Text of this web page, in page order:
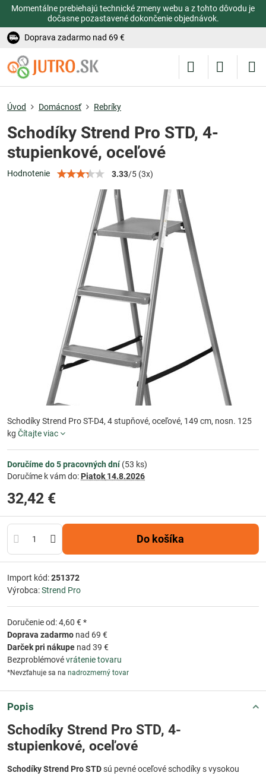
Momentálne prebiehajú technické zmeny webu a z tohto dôvodu je
dočasne pozastavené dokončenie objednávok.
Doprava zadarmo nad 69 €
Úvod Domácnosť Rebríky
Schodíky Strend Pro STD, 4-
stupienkové, oceľové
Hodnotenie 3.33/5 (3x)
Schodíky Strend Pro ST-D4, 4 stupňové, oceľové, 149 cm, nosn. 125
kg Čítajte viac
Doručíme do 5 pracovných dní(53 ks)
Doručíme k vám do: Piatok 14.8.2026
32,42 €
Do košíka
Import kód:251372
Výrobca:Strend Pro
Doručenie od: 4,60 € *
Doprava zadarmo nad 69 €
Darček pri nákupe nad 39 €
Bezproblémovévrátenie tovaru
*Nevzťahuje sa na nadrozmerný tovar
Popis
Schodíky Strend Pro STD, 4-
stupienkové, oceľové
Schodíky Strend Pro STDsú pevné oceľové schodíky s vysokou